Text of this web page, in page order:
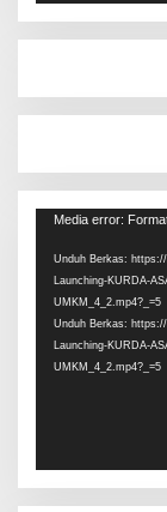
Pemutar
Media error:
Unduh Berkas:
Launching-KURDA-
UMKM_4_2.mp4?_=5
Unduh Berkas:
Launching-KURDA-
UMKM_4_2.mp4?_=5